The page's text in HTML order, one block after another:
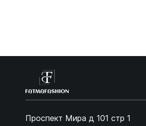
Проспект Мира д 101 стр 1